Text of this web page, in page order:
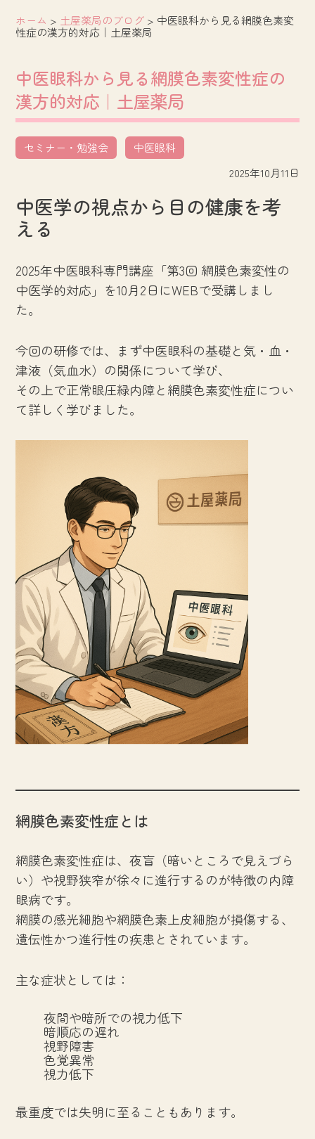
ホーム > 土屋薬局のブログ > 中医眼科から見る網膜色素変
性症の漢方的対応｜土屋薬局
中医眼科から見る網膜色素変性症の
漢方的対応｜土屋薬局
セミナー・勉強会
中医眼科
2025年10月11日
中医学の視点から目の健康を考
える
2025年中医眼科専門講座「第3回 網膜色素変性の
中医学的対応」を10月2日にWEBで受講しまし
た。
今回の研修では、まず中医眼科の基礎と気・血・
津液（気血水）の関係について学び、
その上で正常眼圧緑内障と網膜色素変性症につい
て詳しく学びました。
網膜色素変性症とは
網膜色素変性症は、夜盲（暗いところで見えづら
い）や視野狭窄が徐々に進行するのが特徴の内障
眼病です。
網膜の感光細胞や網膜色素上皮細胞が損傷する、
遺伝性かつ進行性の疾患とされています。
主な症状としては：
夜間や暗所での視力低下
暗順応の遅れ
視野障害
色覚異常
視力低下
最重度では失明に至ることもあります。